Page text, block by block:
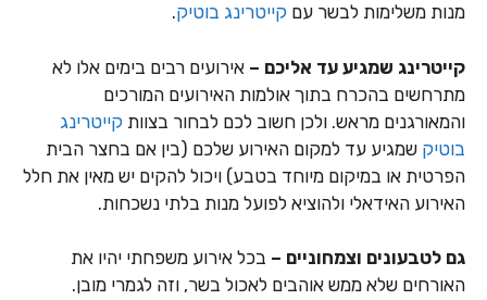
מנות משלימות לבשר עםקייטרינג בוטיק.
קייטרינג שמגיע עד אליכם –אירועים רבים בימים אלו לא
מתרחשים בהכרח בתוך אולמות האירועים המורכים
והמאורגנים מראש. ולכן חשוב לכם לבחור בצוותקייטרינג
בוטיקשמגיע עד למקום האירוע שלכם (בין אם בחצר הבית
הפרטית או במיקום מיוחד בטבע) ויכול להקים יש מאין את חלל
האירוע האידאלי ולהוציא לפועל מנות בלתי נשכחות.
גם לטבעונים וצמחוניים –בכל אירוע משפחתי יהיו את
האורחים שלא ממש אוהבים לאכול בשר, וזה לגמרי מובן.